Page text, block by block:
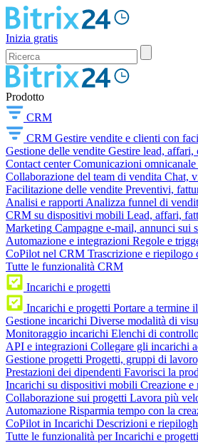
Inizia gratis
Prodotto
CRM
CRM Gestire vendite e clienti con
Gestione delle vendite Gestire lead, affari,
Contact center Comunicazioni
Collaborazione del team di vendita Chat,
Facilitazione delle vendite Preventivi,
Analisi e rapporti Analizza funnel di
CRM su dispositivi mobili Lead, affari,
Marketing Campagne e-mail, annunci sui
Automazione e integrazioni Regole e
CoPilot nel CRM Trascrizione e riepilogo
Tutte le funzionalità CRM
Incarichi e progetti
Incarichi e progetti Portare a termine
Gestione incarichi Diverse modalità di
Monitoraggio incarichi Elenchi di
API e integrazioni Collegare gli incarichi
Gestione progetti Progetti, gruppi di
Prestazioni dei dipendenti Favorisci la
Incarichi su dispositivi mobili Creazione
Collaborazione sui progetti Lavora più
Automazione Risparmia tempo con la
CoPilot in Incarichi Descrizioni e
Tutte le funzionalità per Incarichi e progetti